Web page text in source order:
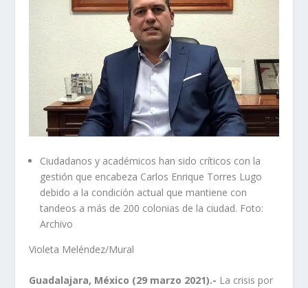
Ciudadanos y académicos han sido críticos con la
gestión que encabeza Carlos Enrique Torres Lugo
debido a la condición actual que mantiene con
tandeos a más de 200 colonias de la ciudad. Foto:
Archivo
Violeta Meléndez/Mural
Guadalajara, México (29 marzo 2021).- La crisis por